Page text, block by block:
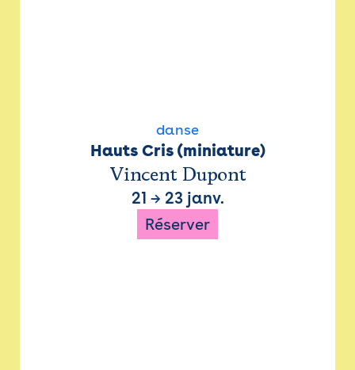
danse
Hauts Cris (miniature)
Vincent Dupont
21 → 23 janv.
Réserver